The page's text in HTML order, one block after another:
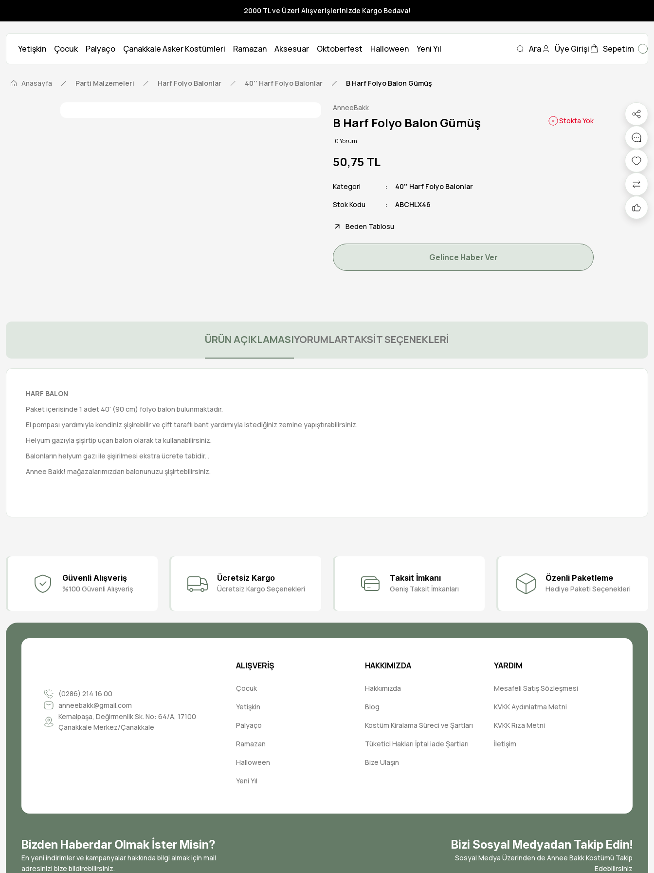
2000 TL ve Üzeri Alışverişlerinizde Kargo Bedava!
Yetişkin Çocuk Palyaço Çanakkale Asker Kostümleri Ramazan Aksesuar Oktoberfest Halloween Yeni Yıl Ara Üye Girişi Sepetim
Anasayfa Parti Malzemeleri Harf Folyo Balonlar 40'' Harf Folyo Balonlar B Harf Folyo Balon Gümüş
AnneeBakk
B Harf Folyo Balon Gümüş
0 Yorum
Stokta Yok
50,75 TL
Kategori
40'' Harf Folyo Balonlar
Stok Kodu
ABCHLX46
Beden Tablosu
Gelince Haber Ver
ÜRÜN AÇIKLAMASIYORUMLARTAKSİT SEÇENEKLERİ
HARF BALON
Paket içerisinde 1 adet 40' (90 cm) folyo balon bulunmaktadır.
El pompası yardımıyla kendiniz şişirebilir ve çift taraflı bant yardımıyla istediğiniz zemine yapıştırabilirsiniz.
Helyum gazıyla şişirtip uçan balon olarak ta kullanabilirsiniz.
Balonların helyum gazı ile şişirilmesi ekstra ücrete tabidir. .
Annee Bakk! mağazalarımızdan balonunuzu şişirtebilirsiniz.
Güvenli Alışveriş
%100 Güvenli Alışveriş
Ücretsiz Kargo
Ücretsiz Kargo Seçenekleri
Taksit İmkanı
Geniş Taksit İmkanları
Özenli Paketleme
Hediye Paketi Seçenekleri
(0286) 214 16 00
anneebakk@gmail.com
Kemalpaşa, Değirmenlik Sk. No: 64/A, 17100
Çanakkale Merkez/Çanakkale
ALIŞVERİŞ
Çocuk
Yetişkin
Palyaço
Ramazan
Halloween
Yeni Yıl
HAKKIMIZDA
Hakkımızda
Blog
Kostüm Kiralama Süreci ve Şartları
Tüketici Hakları İptal iade Şartları
Bize Ulaşın
YARDIM
Mesafeli Satış Sözleşmesi
KVKK Aydınlatma Metni
KVKK Rıza Metni
İletişim
Bizden Haberdar Olmak İster Misin?
En yeni indirimler ve kampanyalar hakkında bilgi almak için mail
adresinizi bize bildirebilirsiniz.
Bizi Sosyal Medyadan Takip Edin!
Sosyal Medya Üzerinden de Annee Bakk Kostümü Takip
Edebilirsiniz